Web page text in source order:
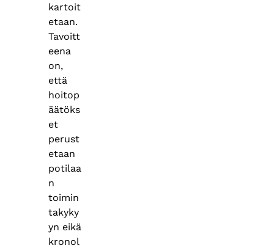
kartoit
etaan.
Tavoitt
eena
on,
että
hoitop
äätöks
et
perust
etaan
potilaa
n
toimin
takyky
yn eikä
kronol